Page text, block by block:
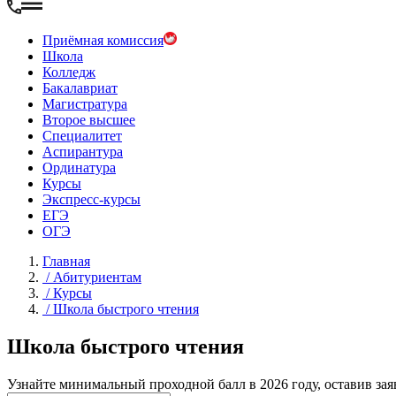
Приёмная комиссия
Школа
Колледж
Бакалавриат
Магистратура
Второе высшее
Специалитет
Аспирантура
Ординатура
Курсы
Экспресс-курсы
ЕГЭ
ОГЭ
Главная
/Абитуриентам
/Курсы
/Школа быстрого чтения
Школа быстрого чтения
Узнайте минимальный проходной балл в 2026 году, оставив